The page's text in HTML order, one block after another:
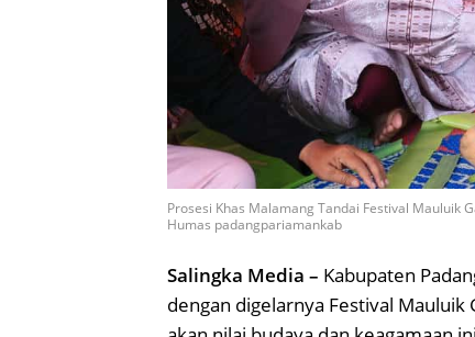
Prosesi Khas Malamang Tandai Festival Mauluik
Humas padangpariamankab
Salingka Media – Kabupaten
dengan digelarnya Festival